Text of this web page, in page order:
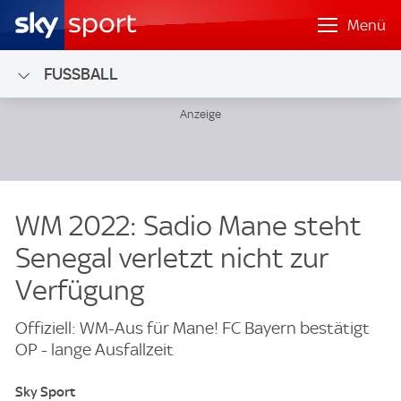
Menü
FUSSBALL
WM 2022: Sadio Mane steht
Senegal verletzt nicht zur
Verfügung
Offiziell: WM-Aus für Mane! FC Bayern bestätigt
OP - lange Ausfallzeit
Sky Sport